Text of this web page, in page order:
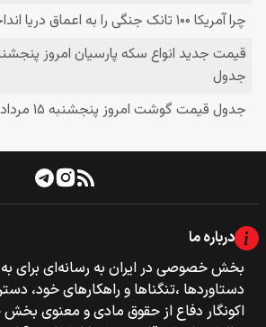
درباره ما
بخش خصوصی‌‌ در ایران به رسانه‌ای برای
دستاوردها ،تنگناها و راهکارهای خود،
اکونگار دفاع از حقوق مادی و معنوی